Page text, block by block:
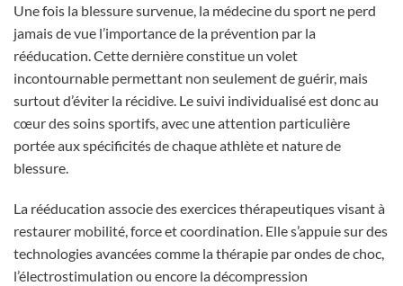
Une fois la blessure survenue, la médecine du sport ne perd
jamais de vue l’importance de la prévention par la
rééducation. Cette dernière constitue un volet
incontournable permettant non seulement de guérir, mais
surtout d’éviter la récidive. Le suivi individualisé est donc au
cœur des soins sportifs, avec une attention particulière
portée aux spécificités de chaque athlète et nature de
blessure.
La rééducation associe des exercices thérapeutiques visant à
restaurer mobilité, force et coordination. Elle s’appuie sur des
technologies avancées comme la thérapie par ondes de choc,
l’électrostimulation ou encore la décompression